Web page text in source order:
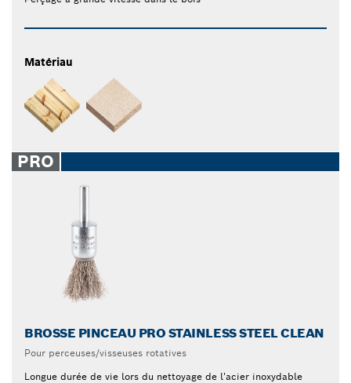
Matériau
PRO
BROSSE PINCEAU PRO STAINLESS STEEL CLEAN
Pour perceuses/visseuses rotatives
Longue durée de vie lors du nettoyage de l'acier inoxydable